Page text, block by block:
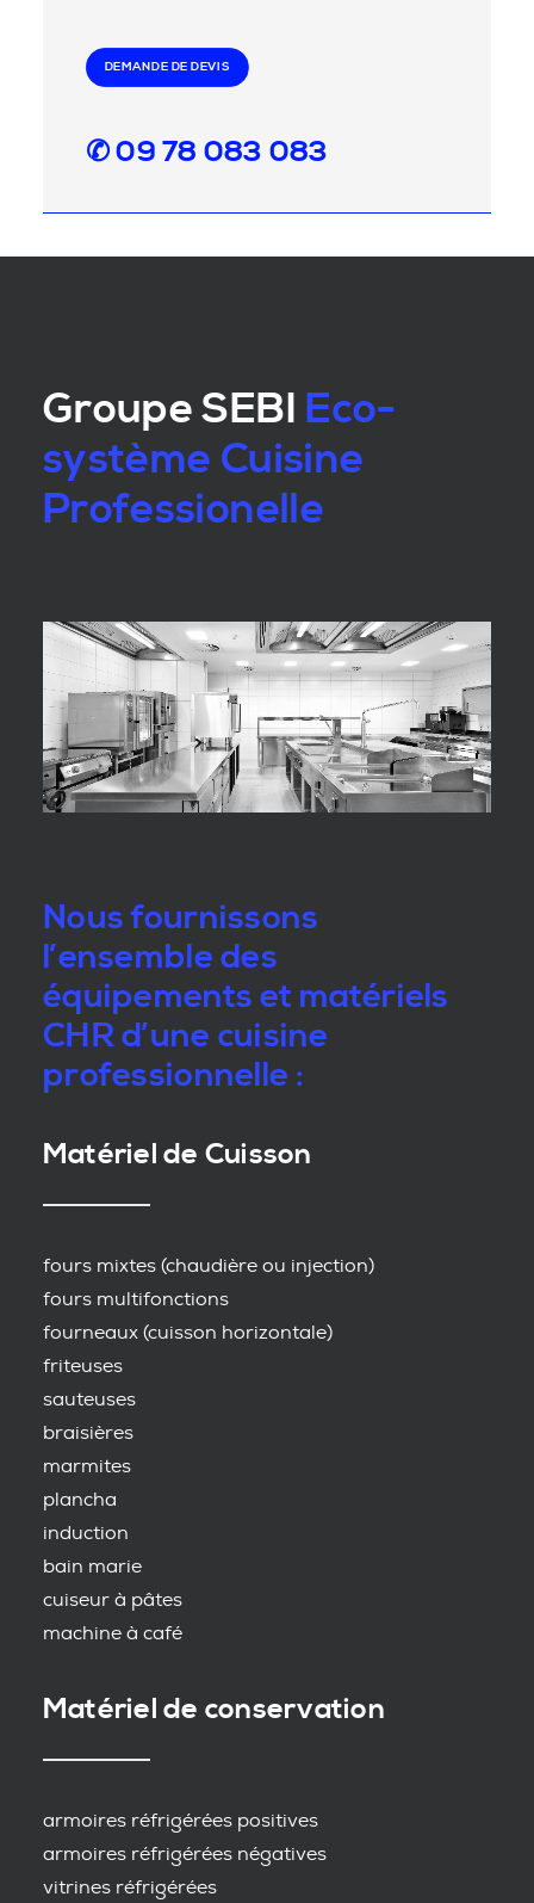
DEMANDE DE DEVIS
✆ 09 78 083 083
Groupe SEBI Eco-
système Cuisine
Professionelle
Nous fournissons
l’ensemble des
équipements et matériels
CHR d’une cuisine
professionnelle :
Matériel de Cuisson
fours mixtes (chaudière ou injection)
fours multifonctions
fourneaux (cuisson horizontale)
friteuses
sauteuses
braisières
marmites
plancha
induction
bain marie
cuiseur à pâtes
machine à café
Matériel de conservation
armoires réfrigérées positives
armoires réfrigérées négatives
vitrines réfrigérées